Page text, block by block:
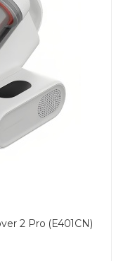
2 Pro (E401CN)